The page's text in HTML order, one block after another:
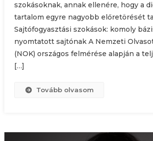
szokásoknak, annak ellenére, hogy a
tartalom egyre nagyobb előretörését
Sajtófogyasztási szokások: komoly
nyomtatott sajtónak A Nemzeti
(NOK) országos felmérése alapján a
[…]
Tovább olvasom